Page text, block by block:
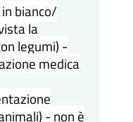
bianco/
la
legumi) -
medica
- non è